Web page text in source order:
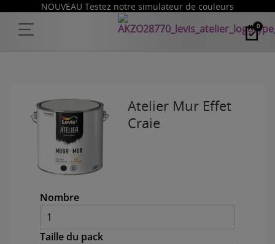
NOUVEAU Testez notre simulateur de couleurs
0
Atelier Mur Effet
Craie
Nombre
Taille du pack